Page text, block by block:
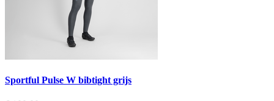
Sportful Pulse W bibtight grijs